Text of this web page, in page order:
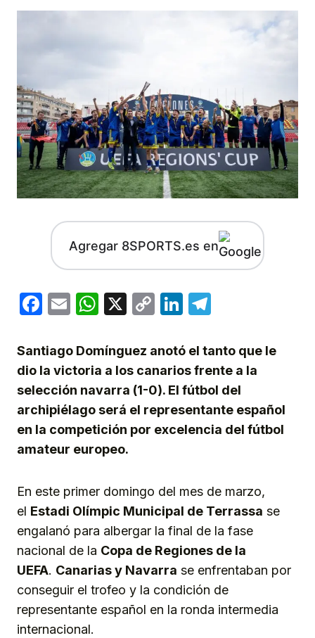
Agregar 8SPORTS.es en
Facebook
EmailWhatsApp
X
CopyLinkedIn
Santiago Domínguez anotó el tanto que le
dio la victoria a los canarios frente a la
selección navarra (1-0). El fútbol del
archipiélago será el representante español
en la competición por excelencia del fútbol
amateur europeo.
En este primer domingo del mes de marzo,
el Estadi Olímpic Municipal de Terrassa se
engalanó para albergar la final de la fase
nacional de la Copa de Regiones de la
UEFA. Canarias y Navarra se enfrentaban por
conseguir el trofeo y la condición de
representante español en la ronda intermedia
internacional.